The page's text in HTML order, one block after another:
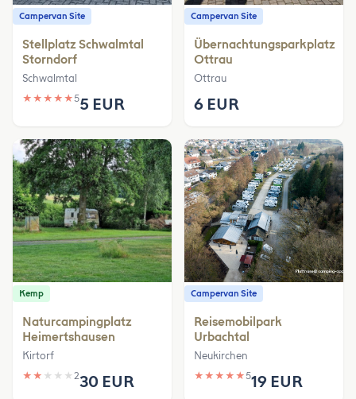
Campervan Site
Stellplatz Schwalmtal
Storndorf
Schwalmtal
★ ★ ★ ★ ★55 EUR
Campervan Site
Übernachtungsparkplatz
Ottrau
Ottrau
6 EUR
Kemp
Naturcampingplatz
Heimertshausen
Kirtorf
★ ★ ★ ★ ★ 230 EUR
Campervan Site
Reisemobilpark
Urbachtal
Neukirchen
★ ★ ★ ★ ★519 EUR